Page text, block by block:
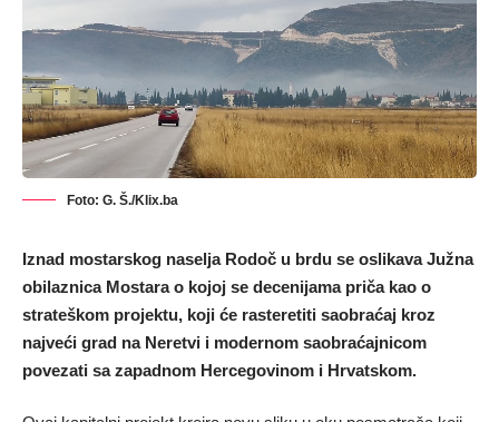
Foto: G. Š./Klix.ba
Iznad mostarskog naselja Rodoč u brdu se oslikava Južna
obilaznica Mostara o kojoj se decenijama priča kao o
strateškom projektu, koji će rasteretiti saobraćaj kroz
najveći grad na Neretvi i modernom saobraćajnicom
povezati sa zapadnom Hercegovinom i Hrvatskom.